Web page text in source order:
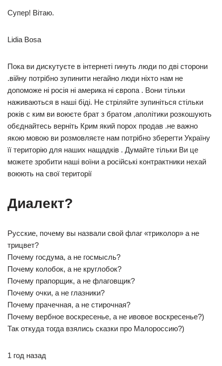
Супер! Вітаю.
Lidia Bosa
Пока ви дискутуєте в інтернеті гинуть люди по дві сторони
.війну потрібно зупинити негайно люди ніхто нам не
допоможе ні росія ні америка ні європа . Вони тільки
наживаються в наші біді. Не стріляйте зупиніться стільки
років с ким ви воюєте брат з братом ,аполітики розкошують
обєднайтесь верніть Крим який порох продав .не важно
якою мовою ви розмовляєте нам потрібно зберегти Україну
її територію для наших нащадків . Думайте тільки Ви це
можете зробити наші воїни а російські контрактники нехай
воюють на свої території
Диалект? ⁠ ⁠
Русские, почему вы назвали свой флаг «триколор» а не
трицвет?
Почему госдума, а не госмысль?
Почему колобок, а не круглобок?
Почему прапорщик, а не флаговщик?
Почему очки, а не глазники?
Почему прачечная, а не стирочная?
Почему вербное воскресенье, а не ивовое воскресенье?)
Так откуда тогда взялись сказки про Малороссию?)
1 год назад